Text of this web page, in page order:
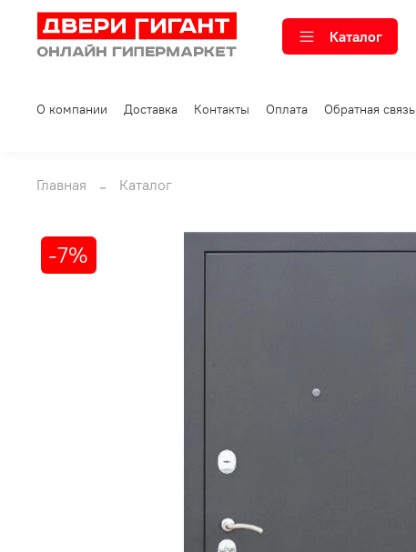
Каталог
О компании Доставка Контакты Оплата Обратная связь
Главная Каталог
-7%